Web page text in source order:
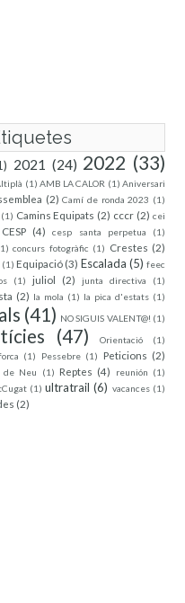
2021 (24) 2022 (33)
(1) AMB LA CALOR (1) Aniversari
(2) Camí de ronda 2023 (1)
(1) Camins Equipats (2) cccr (2) cei
CESP (4) cesp santa perpetua
(1)
concurs fotogràfic (1) Crestes (2)
(1) Equipació (3) Escalada (5) feec
(1) juliol (2) junta directiva (1)
(2) la mola (1) la pica d'estats (1)
(41) NO SIGUIS VALENT@! (1)
(47) Orientació (1)
(1) Pessebre (1) Peticions (2)
de Neu (1) Reptes (4) reunión (1)
(1) ultratrail (6) vacances (1)
(2)